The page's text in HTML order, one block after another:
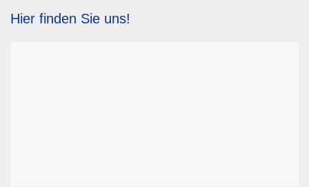
Hier finden Sie uns!